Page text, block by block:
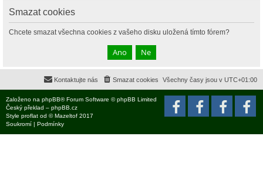
Smazat cookies
Chcete smazat všechna cookies z vašeho disku uložená tímto fórem?
Všechny časy jsou v UTC+01:00
Smazat cookies
Kontaktujte nás
Založeno na phpBB® Forum Software © phpBB Limited
Český překlad – phpBB.cz
Style proflat od ©Mazeltof 2017
Soukromí | Podmínky